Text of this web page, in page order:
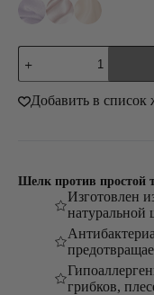
Количество
товара
Шелковая
3DДобавить в список
Шелк против простой
Изготовлен
натуральной
грибков,